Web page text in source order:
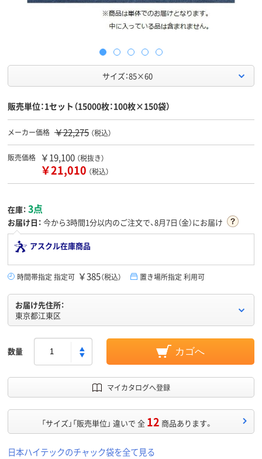
サイズ：85×60
販売単位：1セット（15000枚：100枚×150袋）
メーカー価格 ￥22,275 （税込）
販売価格 ￥19,100 （税抜き）
￥21,010 （税込）
在庫： 3点
お届け日： 今から3時間1分以内のご注文で、8月7日（金）にお届け
アスクル在庫商品
時間帯指定 指定可 ￥385（税込） 置き場所指定 利用可
お届け先住所：
東京都江東区
数量 カゴへ
マイカタログへ登録
「サイズ」「販売単位」 違いで 全 12 商品あります。
日本ハイテックのチャック袋を全て見る